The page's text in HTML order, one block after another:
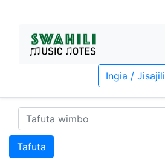
Ingia / Jisajili
Tafuta